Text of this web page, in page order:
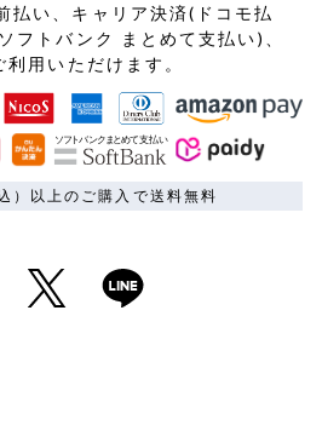
払い、キャリア決済(ドコモ払
フトバンク まとめて支払い)、
用いただけます。
）以上のご購入で送料無料